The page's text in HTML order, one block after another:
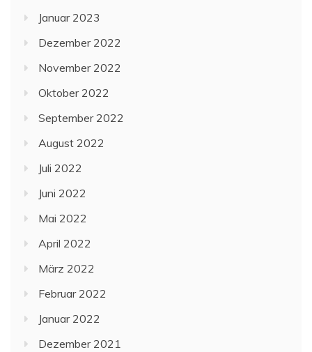
Januar 2023
Dezember 2022
November 2022
Oktober 2022
September 2022
August 2022
Juli 2022
Juni 2022
Mai 2022
April 2022
März 2022
Februar 2022
Januar 2022
Dezember 2021